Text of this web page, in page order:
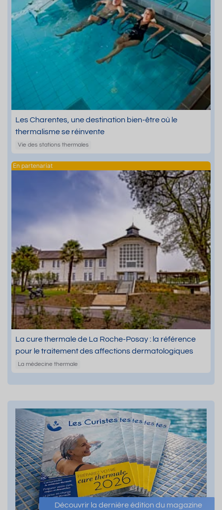
Les Charentes, une destination bien-être où le
thermalisme se réinvente
Vie des stations thermales
La cure thermale de La Roche-Posay : la référence
pour le traitement des affections dermatologiques
La médecine thermale
Découvrir la dernière édition du magazine